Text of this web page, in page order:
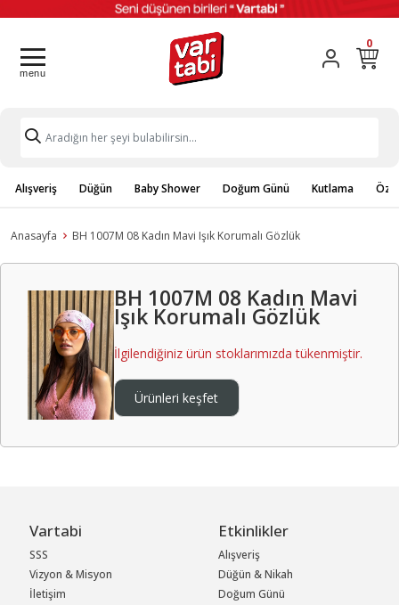
0
Alışveriş Düğün Baby Shower Doğum Günü Kutlama
Anasayfa BH 1007M 08 Kadın Mavi Işık Korumalı Gözlük
BH 1007M 08 Kadın Mavi
Işık Korumalı Gözlük
İlgilendiğiniz ürün stoklarımızda tükenmiştir.
Ürünleri keşfet
Vartabi
SSS
Vizyon & Misyon
İletişim
Etkinlikler
Alışveriş
Düğün & Nikah
Doğum Günü